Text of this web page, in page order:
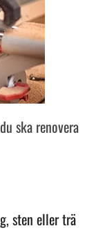
ska renovera
sten eller trä